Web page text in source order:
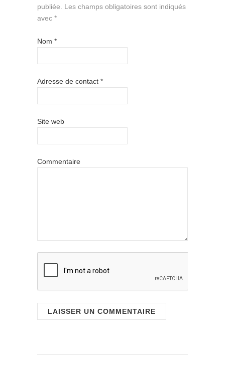
publiée. Les champs obligatoires sont indiqués
avec *
Nom *
Adresse de contact *
Site web
Commentaire